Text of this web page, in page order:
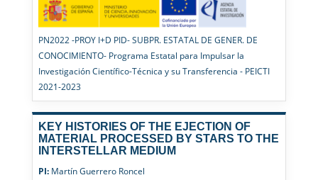
PN2022 -PROY I+D PID- SUBPR. ESTATAL DE GENER. DE
CONOCIMIENTO- Programa Estatal para Impulsar la
Investigación Científico-Técnica y su Transferencia - PEICTI
2021-2023
KEY HISTORIES OF THE EJECTION OF
MATERIAL PROCESSED BY STARS TO THE
INTERSTELLAR MEDIUM
PI:Martín Guerrero Roncel